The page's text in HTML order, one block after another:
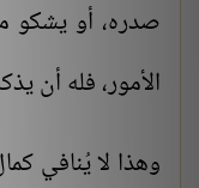
صدره، أو يشكو
الأمور، فله أن
وهذا لا يُنافي